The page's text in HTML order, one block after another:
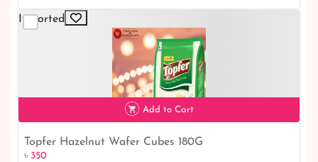
Imported
৳ 350
Add to Cart
Topfer Hazelnut Wafer Cubes 180G
৳ 350